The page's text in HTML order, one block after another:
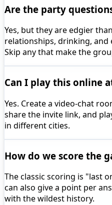
Are the party
Yes, but they are edgier
relationships, drinking,
Skip any that make the
Can I play this online
Yes. Create a video-chat
share the invite link, and
in different cities.
How do we score the
The classic scoring is "last
can also give a point per
with the wildest history.